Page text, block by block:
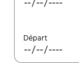
Départ